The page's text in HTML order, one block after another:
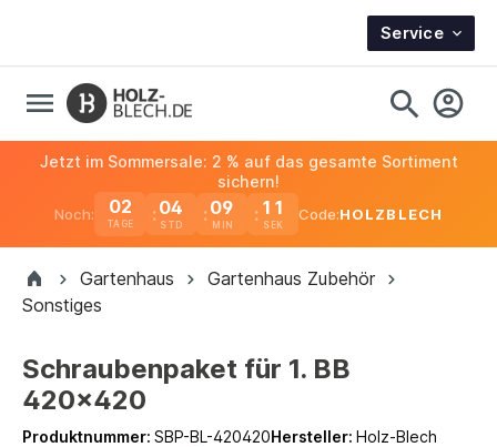
Service
Noch: 02
TAGE
04 09 11
Jetzt im Sommersale: 2 % auf das gesamte Sortiment
sichern!
Code:HOLZBLECH
Gartenhaus
Gartenhaus Zubehör
Sonstiges
Schraubenpaket für 1. BB
420x420
Produktnummer: SBP-BL-420420Hersteller: Holz-Blech